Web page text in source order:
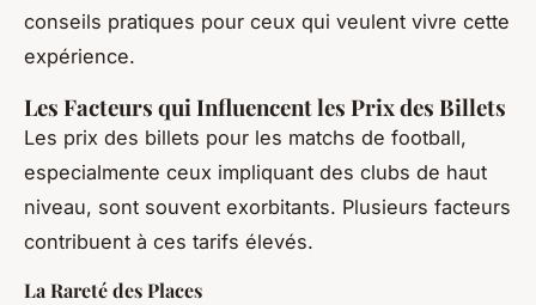
conseils pratiques pour ceux qui veulent vivre cette
expérience.
Les Facteurs qui Influencent les Prix des Billets
Les prix des billets pour les matchs de football,
especialmente ceux impliquant des clubs de haut
niveau, sont souvent exorbitants. Plusieurs facteurs
contribuent à ces tarifs élevés.
La Rareté des Places